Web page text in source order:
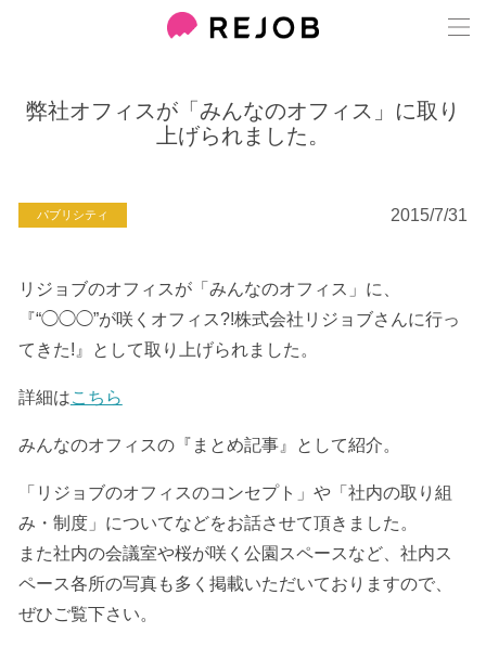
弊社オフィスが「みんなのオフィス」に取り
上げられました。
パブリシティ 2015/7/31
リジョブのオフィスが「みんなのオフィス」に、
『“◯◯◯”が咲くオフィス?!株式会社リジョブさんに行っ
てきた!』として取り上げられました。
詳細はこちら
みんなのオフィスの『まとめ記事』として紹介。
「リジョブのオフィスのコンセプト」や「社内の取り組
み・制度」についてなどをお話させて頂きました。
また社内の会議室や桜が咲く公園スペースなど、社内ス
ペース各所の写真も多く掲載いただいておりますので、
ぜひご覧下さい。